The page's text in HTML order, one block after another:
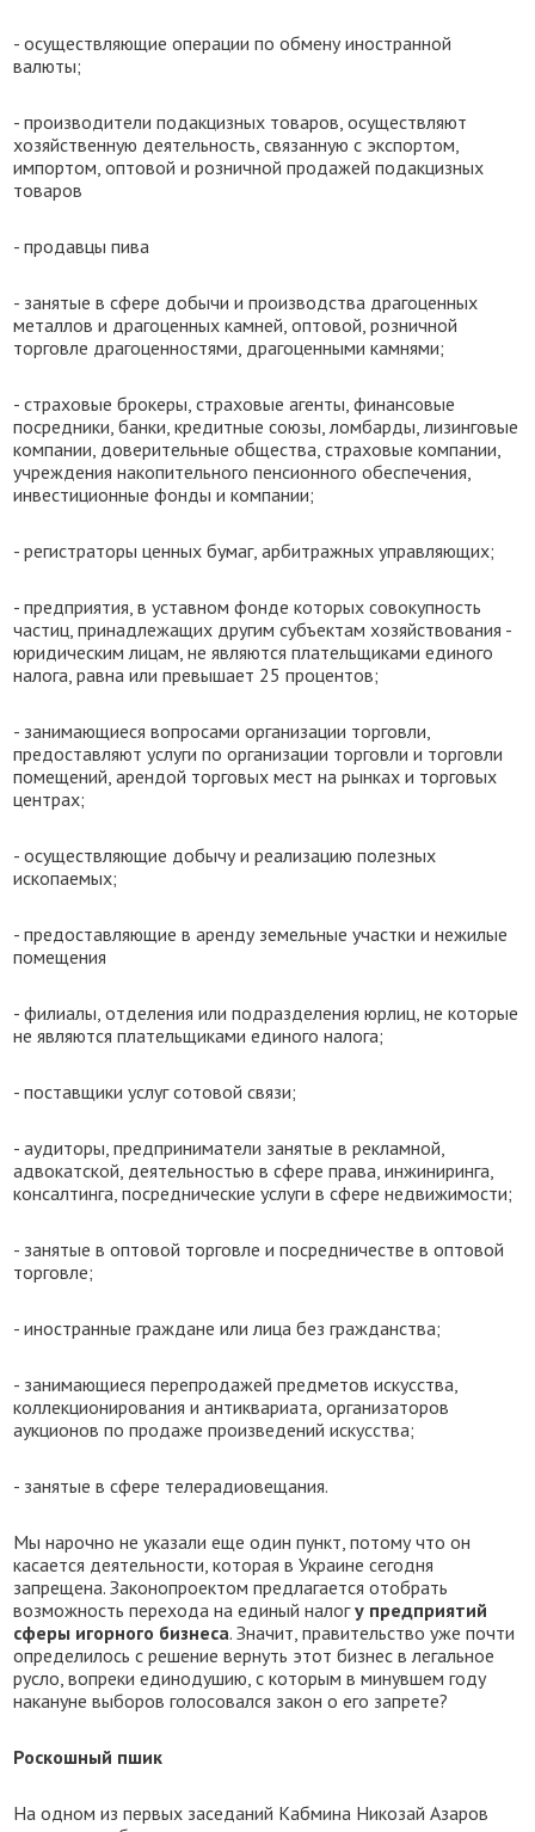
- осуществляющие операции по обмену иностранной
валюты;
- производители подакцизных товаров, осуществляют
хозяйственную деятельность, связанную с экспортом,
импортом, оптовой и розничной продажей подакцизных
товаров
- продавцы пива
- занятые в сфере добычи и производства драгоценных
металлов и драгоценных камней, оптовой, розничной
торговле драгоценностями, драгоценными камнями;
- страховые брокеры, страховые агенты, финансовые
посредники, банки, кредитные союзы, ломбарды, лизинговые
компании, доверительные общества, страховые компании,
учреждения накопительного пенсионного обеспечения,
инвестиционные фонды и компании;
- регистраторы ценных бумаг, арбитражных управляющих;
- предприятия, в уставном фонде которых совокупность
частиц, принадлежащих другим субъектам хозяйствования -
юридическим лицам, не являются плательщиками единого
налога, равна или превышает 25 процентов;
- занимающиеся вопросами организации торговли,
предоставляют услуги по организации торговли и торговли
помещений, арендой торговых мест на рынках и торговых
центрах;
- осуществляющие добычу и реализацию полезных
ископаемых;
- предоставляющие в аренду земельные участки и нежилые
помещения
- филиалы, отделения или подразделения юрлиц, не которые
не являются плательщиками единого налога;
- поставщики услуг сотовой связи;
- аудиторы, предприниматели занятые в рекламной,
адвокатской, деятельностью в сфере права, инжиниринга,
консалтинга, посреднические услуги в сфере недвижимости;
- занятые в оптовой торговле и посредничестве в оптовой
торговле;
- иностранные граждане или лица без гражданства;
- занимающиеся перепродажей предметов искусства,
коллекционирования и антиквариата, организаторов
аукционов по продаже произведений искусства;
- занятые в сфере телерадиовещания.
Мы нарочно не указали еще один пункт, потому что он
касается деятельности, которая в Украине сегодня
запрещена. Законопроектом предлагается отобрать
возможность перехода на единый налогу предприятий
сферы игорного бизнеса. Значит, правительство уже почти
определилось с решение вернуть этот бизнес в легальное
русло, вопреки единодушию, с которым в минувшем году
накануне выборов голосовался закон о его запрете?
Роскошный пшик
На одном из первых заседаний Кабмина Никозай Азаров